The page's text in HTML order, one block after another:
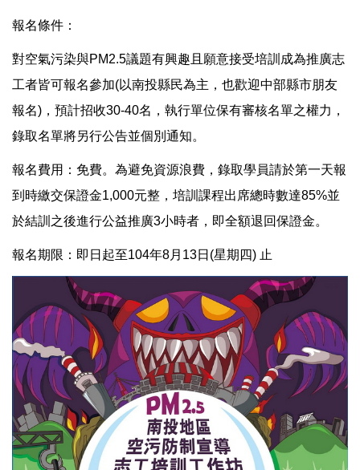
報名條件：
對空氣污染與PM2.5議題有興趣且願意接受培訓成為推廣志
工者皆可報名參加(以南投縣民為主，也歡迎中部縣市朋友
報名)，預計招收30-40名，執行單位保有審核名單之權力，
錄取名單將另行公告並個別通知。
報名費用：免費。為避免資源浪費，錄取學員請於第一天報
到時繳交保證金1,000元整，培訓課程出席總時數達85%並
於結訓之後進行公益推廣3小時者，即全額退回保證金。
報名期限：即日起至104年8月13日(星期四) 止